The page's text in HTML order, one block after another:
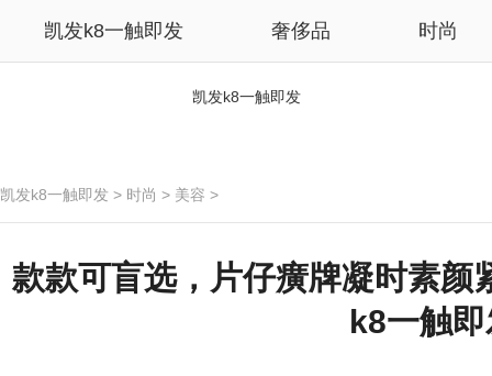
凯发k8一触即发 奢侈品 时尚
凯发k8一触即发
凯发k8一触即发 > 时尚 > 美容 >
款款可盲选，片仔癀牌凝时素颜
k8一触